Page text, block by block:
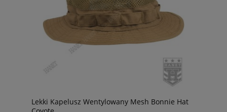
Lekki Kapelusz Wentylowany Mesh Bonnie Hat